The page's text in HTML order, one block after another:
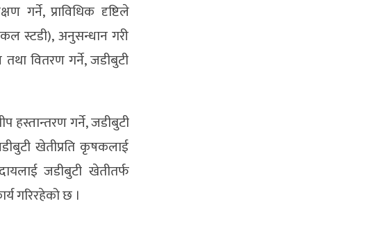
गर्ने, प्राविधिक दृष्टिले
स्टडी), अनुसन्धान गरी
वितरण गर्ने, जडीबुटी
हस्तान्तरण गर्ने, जडीबुटी
खेतीप्रति कृषकलाई
जडीबुटी खेतीतर्फ
गरिरहेको छ ।